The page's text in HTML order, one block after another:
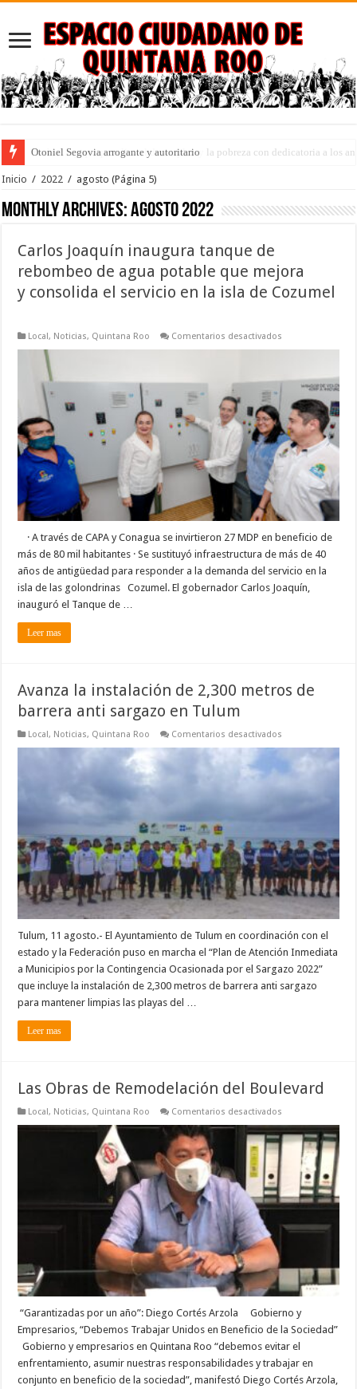
Puebla: ley que penaliza el desempleo y la pobreza con dedicatoria a los
Inicio / 2022 / agosto (Página 5)
Monthly Archives:agosto 2022
Carlos Joaquín inaugura tanque de
rebombeo de agua potable que mejora
y consolida el servicio en la isla de Cozumel
Local, Noticias, Quintana Roo Comentarios desactivados
tanque
rebombeo
de
agua
potable
que
mejora
y consolida
isla
de
Cozumel
· A través de CAPA y Conagua se invirtieron 27 MDP en beneficio de
más de 80 mil habitantes · Se sustituyó infraestructura de más de 40
años de antigüedad para responder a la demanda del servicio en la
isla de las golondrinas Cozumel. El gobernador Carlos Joaquín,
inauguró el Tanque de …
Leer mas
Avanza la instalación de 2,300 metros de
barrera anti sargazo en Tulum
Local, Noticias, Quintana Roo Comentarios desactivados
de
metros
sargazo
en
Tulum
Tulum, 11 agosto.- El Ayuntamiento de Tulum en coordinación con el
estado y la Federación puso en marcha el “Plan de Atención Inmediata
a Municipios por la Contingencia Ocasionada por el Sargazo 2022”
que incluye la instalación de 2,300 metros de barrera anti sargazo
para mantener limpias las playas del …
Leer mas
Las Obras de Remodelación del Boulevard
Local, Noticias, Quintana Roo Comentarios desactivados
Obras
de
Remodelación
Boulevard
“Garantizadas por un año”: Diego Cortés Arzola Gobierno y
Empresarios, “Debemos Trabajar Unidos en Beneficio de la Sociedad”
Gobierno y empresarios en Quintana Roo “debemos evitar el
enfrentamiento, asumir nuestras responsabilidades y trabajar en
conjunto en beneficio de la sociedad”, manifestó Diego Cortés Arzola,